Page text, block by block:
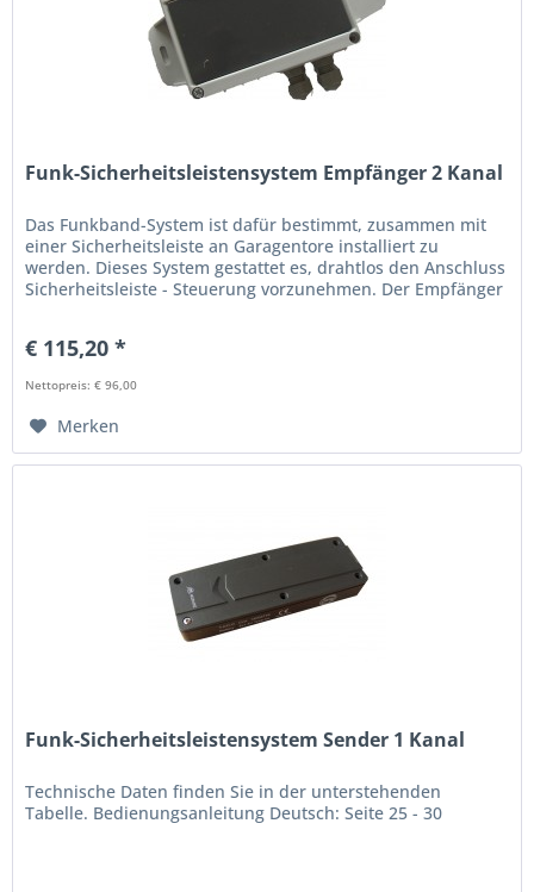
Funk-Sicherheitsleistensystem Empfänger 2 Kanal
Das Funkband-System ist dafür bestimmt, zusammen mit
einer Sicherheitsleiste an Garagentore installiert zu
werden. Dieses System gestattet es, drahtlos den Anschluss
Sicherheitsleiste - Steuerung vorzunehmen. Der Empfänger
€ 115,20 *
Nettopreis: € 96,00
Merken
Funk-Sicherheitsleistensystem Sender 1 Kanal
Technische Daten finden Sie in der unterstehenden
Tabelle. Bedienungsanleitung Deutsch: Seite 25 - 30